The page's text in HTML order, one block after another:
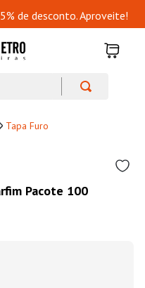
de desconto. Aproveite!
Tapa Furo
Pacote 100